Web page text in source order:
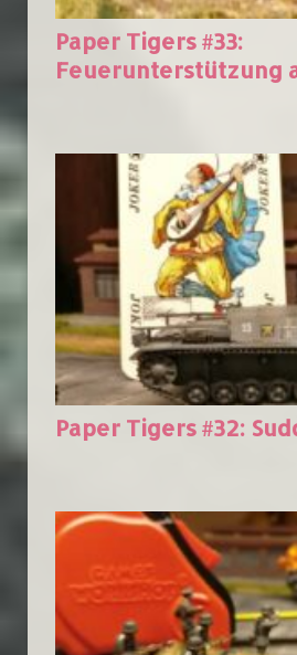
Paper Tigers #33:
Feuerunterstützung
Paper Tigers #32: